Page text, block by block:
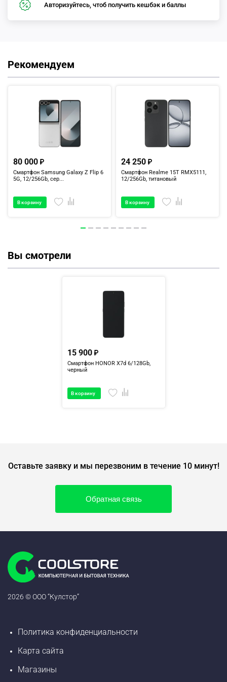
Авторизуйтесь, чтоб получить кешбэк и баллы
Рекомендуем
80 000
Смартфон Samsung Galaxy Z Flip 6
5G, 12/256Gb, сер...
В корзину
24 250
Смартфон Realme 15T RMX5111,
12/256Gb, титановый
В корзину
Вы смотрели
15 900
Смартфон HONOR X7d 6/128Gb,
черный
В корзину
Оставьте заявку и мы перезвоним в течение 10 минут!
Обратная связь
2026 © ООО “Кулстор”
Политика конфиденциальности
Карта сайта
Магазины